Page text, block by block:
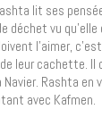
lit ses
déchet vu
l’aimer,
leur cachette. Il
Navier. Rashta en
avec Kafmen.